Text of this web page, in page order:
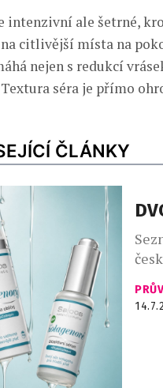
intenzivní ale šetrné,
citlivější místa na
nejen s redukcí
séra je přímo
ČLÁNKY